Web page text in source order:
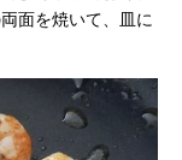
面を焼いて、皿に